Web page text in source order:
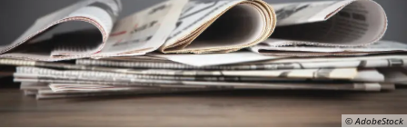
© AdobeStock